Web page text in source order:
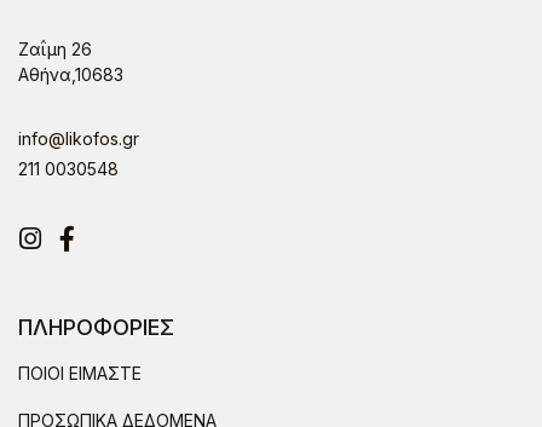
Ζαΐμη 26
Αθήνα,10683
info@likofos.gr
211 0030548
Instagram
Facebook
ΠΛΗΡΟΦΟΡΙΕΣ
ΠΟΙΟΙ ΕΙΜΑΣΤΕ
ΠΡΟΣΩΠΙΚΑ ΔΕΔΟΜΕΝΑ